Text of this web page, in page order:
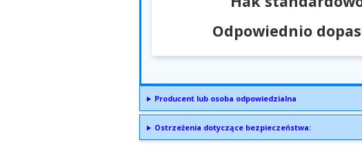
Odpowiednio
Producent lub osoba odpowiedzialna
Ostrzeżenia dotyczące bezpieczeństwa: